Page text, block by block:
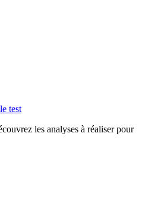
test
les analyses à réaliser pour